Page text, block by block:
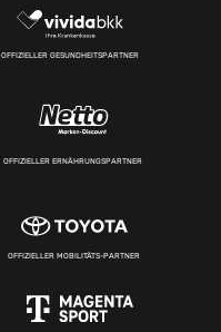
OFFIZIELLER GESUNDHEITSPARTNER
OFFIZIELLER ERNÄHRUNGSPARTNER
OFFIZIELLER MOBILITÄTS-PARTNER